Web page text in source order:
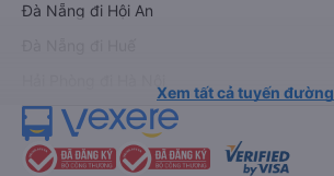
Đà Nẵng đi Hội An
Xem tất cả tuyến đường